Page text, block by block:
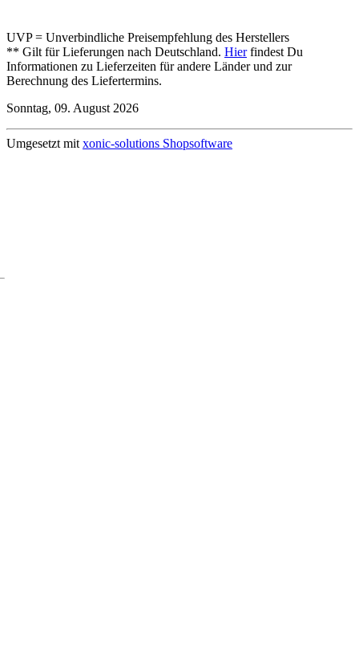
UVP = Unverbindliche Preisempfehlung des Herstellers
** Gilt für Lieferungen nach Deutschland. Hierfindest Du
Informationen zu Lieferzeiten für andere Länder und zur
Berechnung des Liefertermins.
Sonntag, 09. August 2026
Umgesetzt mit xonic-solutions Shopsoftware